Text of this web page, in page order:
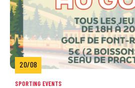
20/08
SPORTING EVENTS